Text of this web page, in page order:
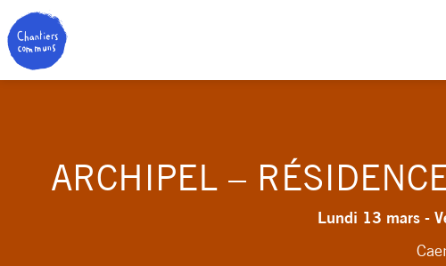
ARCHIPEL –
Lundi 13 mars -